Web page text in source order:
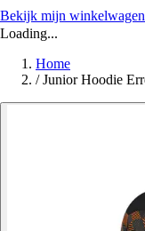
Bekijk mijn winkelwagen
Loading...
Home
/ Junior Hoodie